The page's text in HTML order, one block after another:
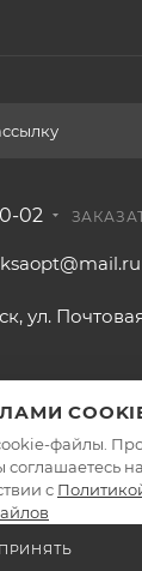
02
ул.
- интернет-
файлы.
соглашаетесь
с
ПРИНЯТЬ